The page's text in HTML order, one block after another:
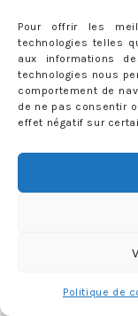
Pour offrir les
technologies telles
aux informations
technologies nous
comportement de
de ne pas consentir
effet négatif sur
Politique de